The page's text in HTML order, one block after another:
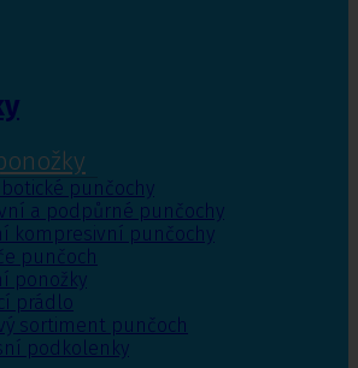
punčochy
a podpůrné punčochy
kompresivní punčochy
punčoch
ponožky
prádlo
sortiment punčoch
podkolenky